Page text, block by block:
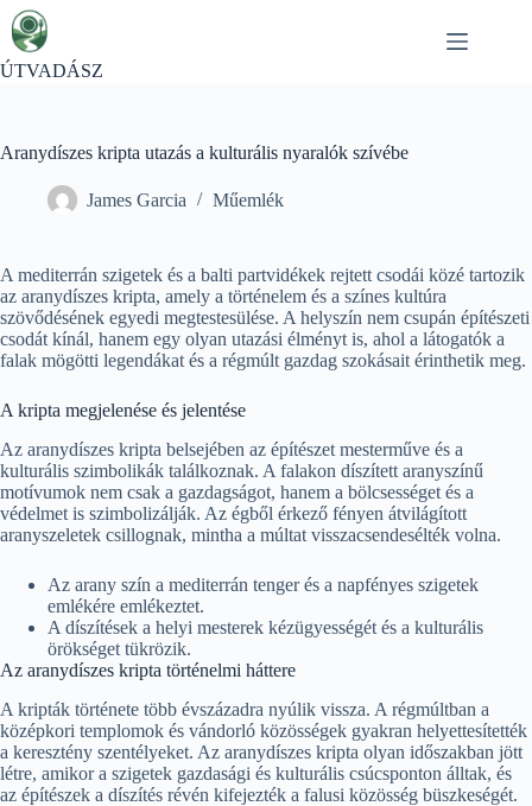
Skip
to
content
ÚTVADÁSZ
Aranydíszes kripta utazás a kulturális nyaralók szívébe
James Garcia Műemlék
A mediterrán szigetek és a balti partvidékek rejtett csodái közé tartozik
az aranydíszes kripta, amely a történelem és a színes kultúra
szövődésének egyedi megtestesülése. A helyszín nem csupán építészeti
csodát kínál, hanem egy olyan utazási élményt is, ahol a látogatók a
falak mögötti legendákat és a régmúlt gazdag szokásait érinthetik meg.
A kripta megjelenése és jelentése
Az aranydíszes kripta belsejében az építészet mesterműve és a
kulturális szimbolikák találkoznak. A falakon díszített aranyszínű
motívumok nem csak a gazdagságot, hanem a bölcsességet és a
védelmet is szimbolizálják. Az égből érkező fényen átvilágított
aranyszeletek csillognak, mintha a múltat visszacsendesélték volna.
Az arany szín a mediterrán tenger és a napfényes szigetek
emlékére emlékeztet.
A díszítések a helyi mesterek kézügyességét és a kulturális
örökséget tükrözik.
Az aranydíszes kripta történelmi háttere
A kripták története több évszázadra nyúlik vissza. A régmúltban a
középkori templomok és vándorló közösségek gyakran helyettesítették
a keresztény szentélyeket. Az aranydíszes kripta olyan időszakban jött
létre, amikor a szigetek gazdasági és kulturális csúcsponton álltak, és
az építészek a díszítés révén kifejezték a falusi közösség büszkeségét.